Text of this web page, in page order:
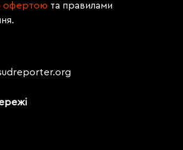
офертою та правилами